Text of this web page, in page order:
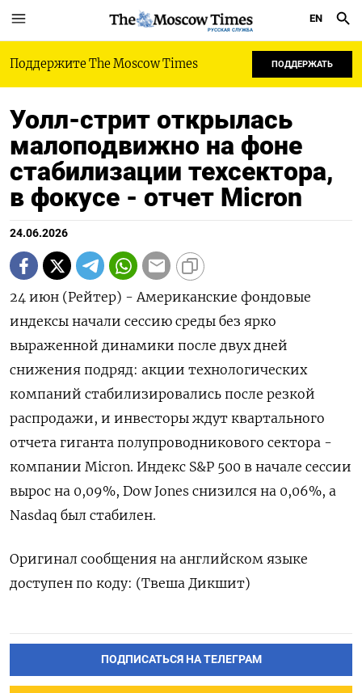
РУССКАЯ СЛУЖБА
EN
Поддержите The Moscow Times ПОДДЕРЖАТЬ
Уолл-стрит открылась
малоподвижно на фоне
стабилизации техсектора,
в фокусе - отчет Micron
24.06.2026
24 июн (Рейтер) - Американские фондовые
индексы ‌начали сессию среды без ярко ​
выраженной ​динамики после ​двух ⁠дней
снижения ‌подряд: акции ‌технологических
компаний стабилизировались после ​резкой
‌распродажи, и ​инвесторы ждут квартального
‌отчета гиганта полупроводникового сектора -
компании Micron. Индекс ​S&P ​500 ‌в начале ​сессии
вырос на 0,09%, Dow Jones снизился на 0,06%, ​а
⁠Nasdaq был стабилен.
Оригинал ‌сообщения на ‌английском языке
доступен ​по коду: (Твеша ‌Дикшит)
ПОДПИСАТЬСЯ НА ТЕЛЕГРАМ